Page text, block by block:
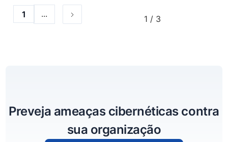
1 ... 1 / 3
Preveja ameaças cibernéticas contra
sua organização